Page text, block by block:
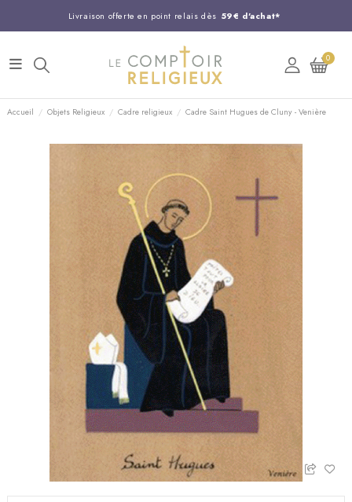
Livraison offerte en point relais dès 59€ d'achat*
Entreprise Française familiale
Support client disponible au 03 20 24 74 15
Commandez avant 14H, expédition le jour même !
0
Accueil Objets Religieux Cadre religieux Cadre Saint Hugues de Cluny - Venière